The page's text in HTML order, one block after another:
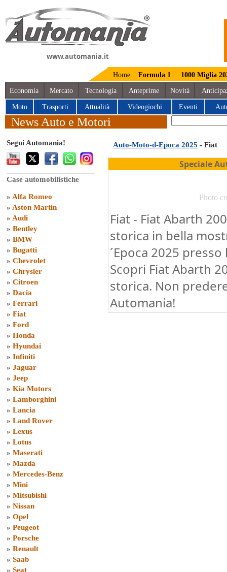
www.automania.it
Home Formula 1 1000 Miglia
Economia Mercato Tecnologia Anteprime Novità
Moto Trasporti Attualità Videogiochi Eventi
News Auto e Motori
Segui Automania!
Case automobilistiche
» Alfa Romeo
» Aston Martin
» Audi
» Bentley
» BMW
» Bugatti
» Chevrolet
» Chrysler
» Citroen
» Dacia
» Ferrari
» Fiat
» Ford
» Honda
» Hyundai
» Infiniti
» Jaguar
» Jeep
» Kia Motors
» Lamborghini
» Lancia
» Land Rover
» Lexus
» Lotus
» Maserati
» Mazda
» Mercedes-Benz
» Mini
» Mitsubishi
» Nissan
» Opel
» Peugeot
» Porsche
» Renault
» Saab
» Seat
Auto-Moto-d-Epoca 2025 - Fiat
Speciale
Photo
Fiat - Fiat Abarth
storica in bella
´Epoca 2025
Scopri Fiat Abarth
storica. Non
Automania!